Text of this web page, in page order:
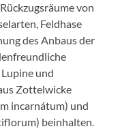
von
Feldhase
des Anbaus der
und
Zottelwicke
incarnátum) und
beinhalten.